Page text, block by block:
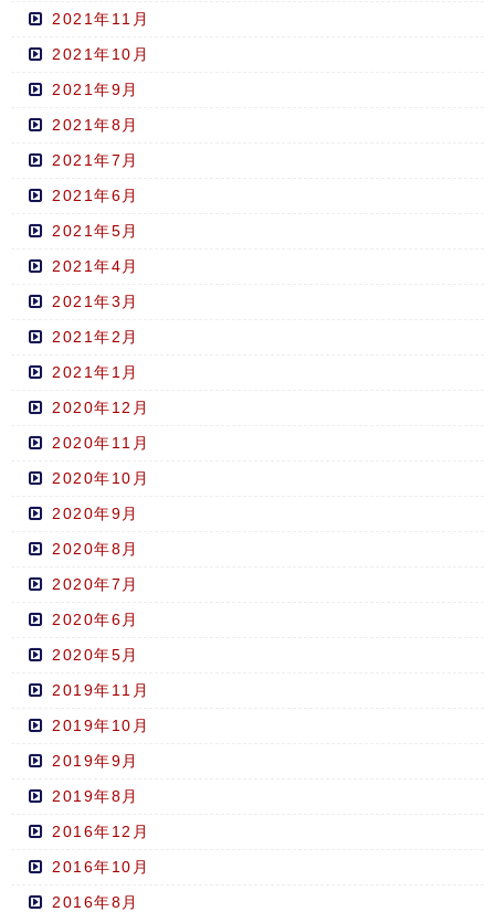
2021年11月
2021年10月
2021年9月
2021年8月
2021年7月
2021年6月
2021年5月
2021年4月
2021年3月
2021年2月
2021年1月
2020年12月
2020年11月
2020年10月
2020年9月
2020年8月
2020年7月
2020年6月
2020年5月
2019年11月
2019年10月
2019年9月
2019年8月
2016年12月
2016年10月
2016年8月